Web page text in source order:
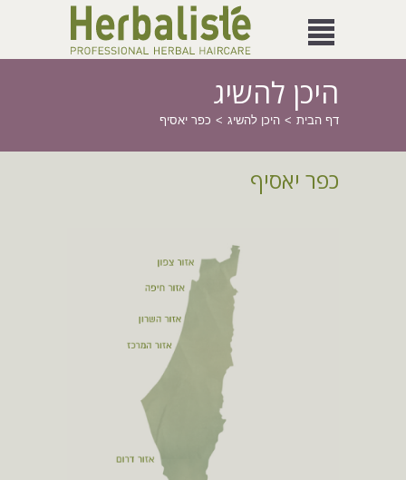
היכן להשיג
דף הבית היכן להשיג כפר יאסיף
כפר יאסיף